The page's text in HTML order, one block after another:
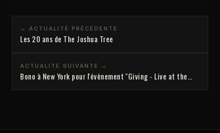
← ACTUALITÉ PRÉCÉDENTE
Les 20 ans de The Joshua Tree
ACTUALITÉ SUIVANTE →
Bono à New York pour l'évènement ''Giving - Live at the…